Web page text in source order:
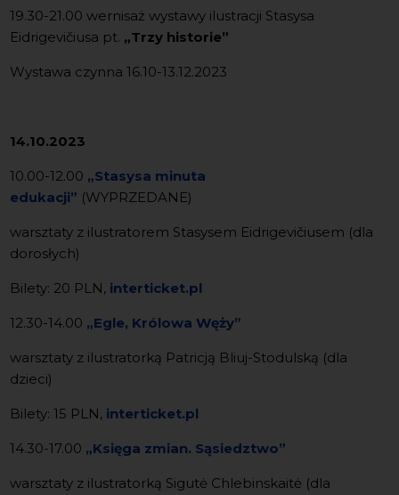
19.30-21.00 wernisaż wystawy ilustracji Stasysa
Eidrigevičiusa pt. „Trzy historie”
Wystawa czynna 16.10-13.12.2023
14.10.2023
10.00-12.00 „Stasysa minuta
edukacji” (WYPRZEDANE)
warsztaty z ilustratorem Stasysem Eidrigevičiusem (dla
dorosłych)
Bilety: 20 PLN, interticket.pl
12.30-14.00 „Egle, Królowa Węży”
warsztaty z ilustratorką Patricją Bliuj-Stodulską (dla
dzieci)
Bilety: 15 PLN, interticket.pl
14.30-17.00 „Księga zmian. Sąsiedztwo”
warsztaty z ilustratorką Sigutė Chlebinskaitė (dla